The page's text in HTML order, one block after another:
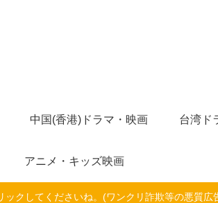
中国(香港)ドラマ・映画 台湾ド
アニメ・キッズ映画
クしてくださいね。(ワンクリ詐欺等の悪質広